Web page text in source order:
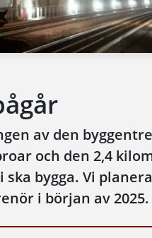
av den
och den 2,4
bygga. Vi
i början av 2025.